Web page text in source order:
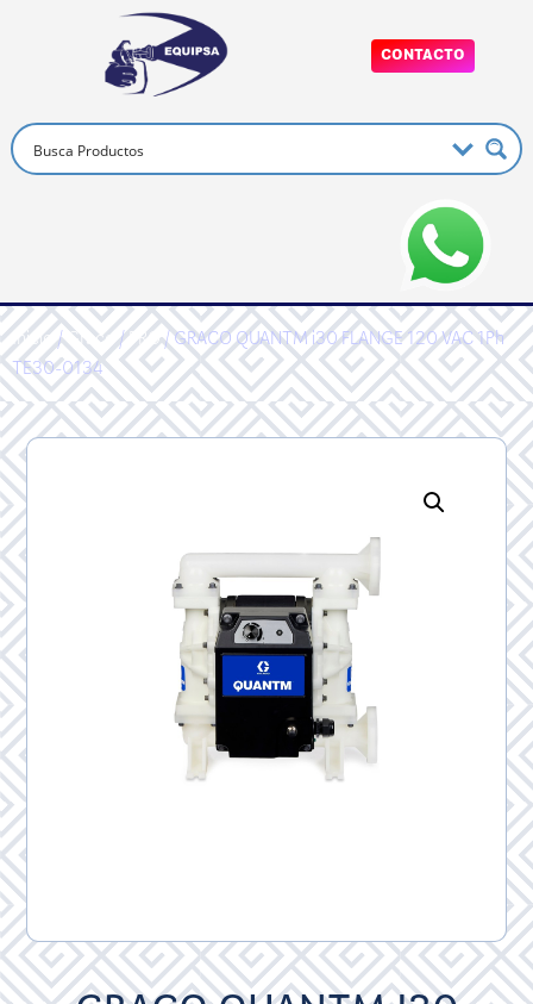
CONTACTO
Inicio/Graco/PRO/ GRACO QUANTM i30 FLANGE 120 VAC 1Ph
TE30-0134